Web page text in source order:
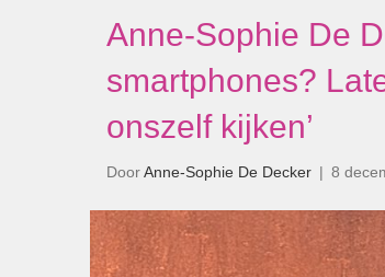
Anne-Sophie De
smartphones?
onszelf kijken’
DoorAnne-Sophie De Decker | 8